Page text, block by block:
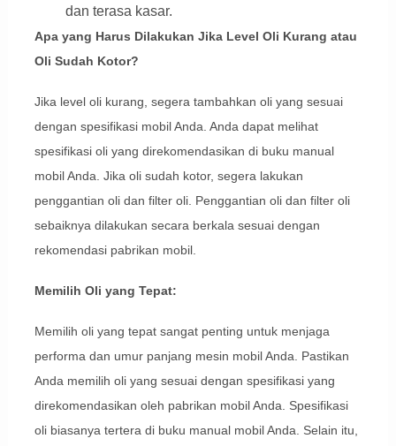
dan terasa kasar.
Apa yang Harus Dilakukan Jika Level Oli Kurang atau
Oli Sudah Kotor?
Jika level oli kurang, segera tambahkan oli yang sesuai
dengan spesifikasi mobil Anda. Anda dapat melihat
spesifikasi oli yang direkomendasikan di buku manual
mobil Anda. Jika oli sudah kotor, segera lakukan
penggantian oli dan filter oli. Penggantian oli dan filter oli
sebaiknya dilakukan secara berkala sesuai dengan
rekomendasi pabrikan mobil.
Memilih Oli yang Tepat:
Memilih oli yang tepat sangat penting untuk menjaga
performa dan umur panjang mesin mobil Anda. Pastikan
Anda memilih oli yang sesuai dengan spesifikasi yang
direkomendasikan oleh pabrikan mobil Anda. Spesifikasi
oli biasanya tertera di buku manual mobil Anda. Selain itu,